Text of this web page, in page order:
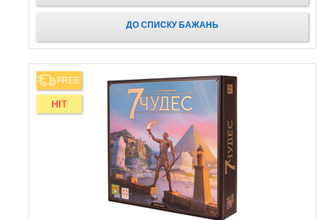
ДО СПИСКУ БАЖАНЬ
FREE
HIT